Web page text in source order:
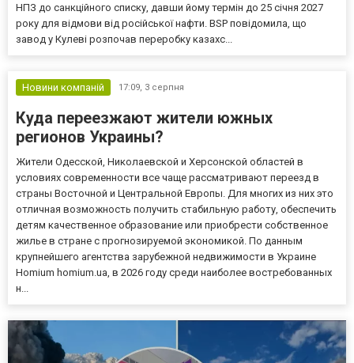
НПЗ до санкційного списку, давши йому термін до 25 січня 2027
року для відмови від російської нафти. BSP повідомила, що
завод у Кулеві розпочав переробку казахс...
Новини компаній 17:09, 3 серпня
Куда переезжают жители южных
регионов Украины?
Жители Одесской, Николаевской и Херсонской областей в
условиях современности все чаще рассматривают переезд в
страны Восточной и Центральной Европы. Для многих из них это
отличная возможность получить стабильную работу, обеспечить
детям качественное образование или приобрести собственное
жилье в стране с прогнозируемой экономикой. По данным
крупнейшего агентства зарубежной недвижимости в Украине
Homium homium.ua, в 2026 году среди наиболее востребованных
н...